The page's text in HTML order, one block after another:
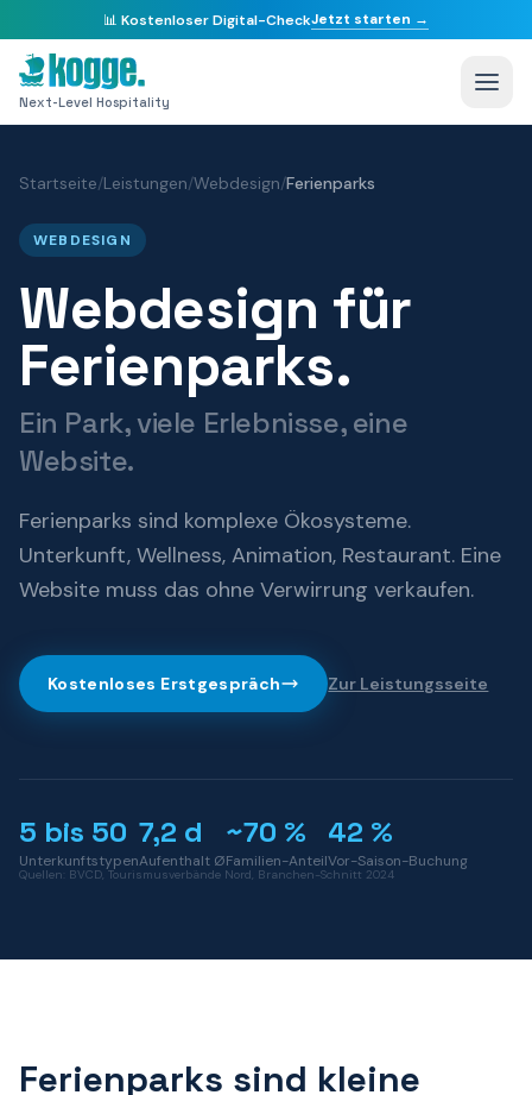
📊 Kostenloser Digital-CheckJetzt starten →
Next-Level Hospitality
Startseite/Leistungen/Webdesign/Ferienparks
WEBDESIGN
Webdesign für
Ferienparks.
Ein Park, viele Erlebnisse, eine
Website.
Ferienparks sind komplexe Ökosysteme.
Unterkunft, Wellness, Animation, Restaurant. Eine
Website muss das ohne Verwirrung verkaufen.
Kostenloses Erstgespräch Zur Leistungsseite
5 bis 50
Unterkunftstypen
7,2 d
Aufenthalt Ø
~70 %
Familien-Anteil
42 %
Vor-Saison-Buchung
Quellen: BVCD, Tourismusverbände Nord, Branchen-Schnitt 2024
Ferienparks sind kleine